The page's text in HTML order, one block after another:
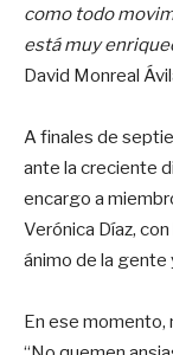
como todo
está muy
David Monreal
A finales de
ante la creciente
encargo a
Verónica Díaz,
ánimo de la gente
En ese